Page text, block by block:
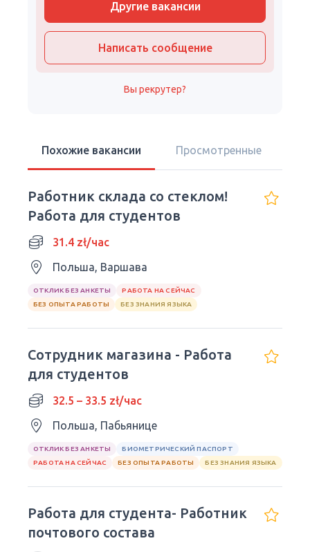
Другие вакансии
Написать сообщение
Вы рекрутер?
Похожие вакансии Просмотренные
Работник склада со стеклом!
Работа для студентов
31.4 zł/час
Польша, Варшава
ОТКЛИК БЕЗ АНКЕТЫ
РАБОТА НА СЕЙЧАС
БЕЗ ОПЫТА РАБОТЫ
БЕЗ ЗНАНИЯ ЯЗЫКА
Сотрудник магазина - Работа
для студентов
32.5 – 33.5 zł/час
Польша, Пабьянице
ОТКЛИК БЕЗ АНКЕТЫ
БИОМЕТРИЧЕСКИЙ ПАСПОРТ
РАБОТА НА СЕЙЧАС
БЕЗ ОПЫТА РАБОТЫ БЕЗ ЗНАНИЯ ЯЗЫКА
Работа для студента- Работник
почтового состава